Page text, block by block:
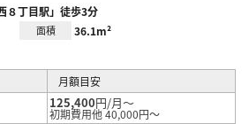
８丁目駅」徒歩3分
面積 36.1m²
月額目安
125,400円/月～
初期費用他 40,000円～